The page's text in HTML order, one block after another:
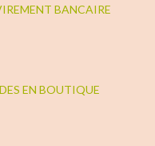
BANCAIRE
EN BOUTIQUE